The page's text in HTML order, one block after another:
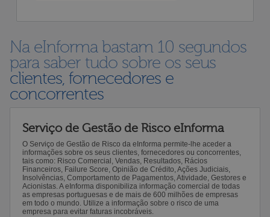
Na eInforma bastam 10 segundos
para saber tudo sobre os seus
clientes, fornecedores e
concorrentes
Serviço de Gestão de Risco eInforma
O Serviço de Gestão de Risco da eInforma permite-lhe aceder a
informações sobre os seus clientes, fornecedores ou concorrentes,
tais como: Risco Comercial, Vendas, Resultados, Rácios
Financeiros, Failure Score, Opinião de Crédito, Ações Judiciais,
Insolvências, Comportamento de Pagamentos, Atividade, Gestores e
Acionistas. A eInforma disponibiliza informação comercial de todas
as empresas portuguesas e de mais de 600 milhões de empresas
em todo o mundo. Utilize a informação sobre o risco de uma
empresa para evitar faturas incobráveis.